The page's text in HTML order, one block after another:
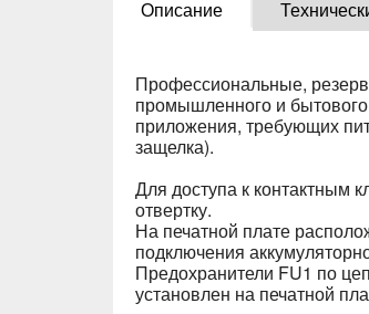
Описание
Профессиональные,
промышленного и
приложения, требующих
защелка).
Для доступа к контактным
отвертку.
На печатной плате
подключения
Предохранители FU1 по
установлен на печатной